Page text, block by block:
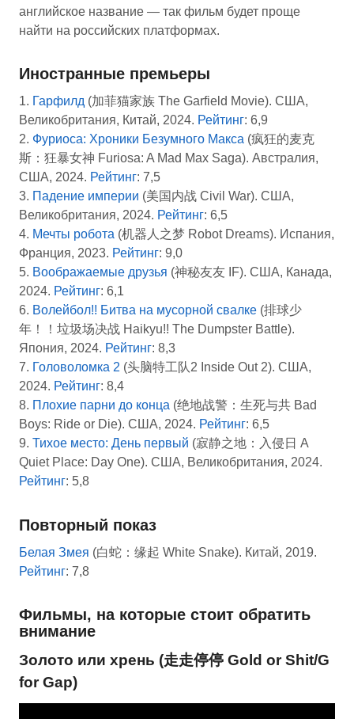
английское название — так фильм будет проще
найти на российских платформах.
Иностранные премьеры
1. Гарфилд (加菲猫家族 The Garfield Movie). США,
Великобритания, Китай, 2024. Рейтинг: 6,9
2. Фуриоса: Хроники Безумного Макса (疯狂的麦克
斯：狂暴女神 Furiosa: A Mad Max Saga). Австралия,
США, 2024. Рейтинг: 7,5
3. Падение империи (美国内战 Civil War). США,
Великобритания, 2024. Рейтинг: 6,5
4. Мечты робота (机器人之梦 Robot Dreams). Испания,
Франция, 2023. Рейтинг: 9,0
5. Воображаемые друзья (神秘友友 IF). США, Канада,
2024. Рейтинг: 6,1
6. Волейбол!! Битва на мусорной свалке (排球少
年！！垃圾场决战 Haikyu!! The Dumpster Battle).
Япония, 2024. Рейтинг: 8,3
7. Головоломка 2 (头脑特工队2 Inside Out 2). США,
2024. Рейтинг: 8,4
8. Плохие парни до конца (绝地战警：生死与共 Bad
Boys: Ride or Die). США, 2024. Рейтинг: 6,5
9. Тихое место: День первый (寂静之地：入侵日 A
Quiet Place: Day One). США, Великобритания, 2024.
Рейтинг: 5,8
Повторный показ
Белая Змея (白蛇：缘起 White Snake). Китай, 2019.
Рейтинг: 7,8
Фильмы, на которые стоит обратить
внимание
Золото или хрень (走走停停 Gold or Shit/G
for Gap)